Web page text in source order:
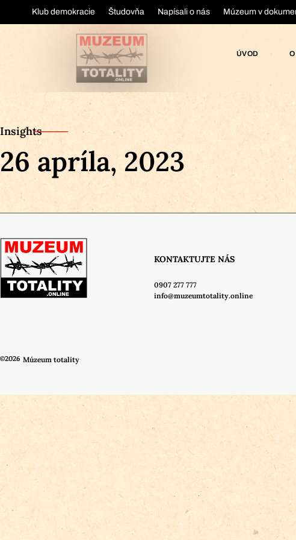
Klub demokracie Študovňa Napísali o nás Múzeum v
ÚVOD
Insights
26 apríla, 2023
KONTAKTUJTE NÁS
0907 277 777
info@muzeumtotality.online
©2026 Múzeum totality